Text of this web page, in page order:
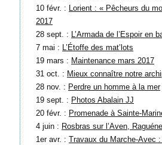
10 févr. :
Lorient : « Pêcheurs du
2017
28 sept. :
L’Armada de l’Espoir en
7 mai :
L’Étoffe des mat’lots
19 mars : Maintenance mars 2017
31 oct. : Mieux connaître notre
28 nov. : Perdre un homme à la mer
19 sept. : Photos Abalain JJ
20 févr. : Promenade à Sainte-
4 juin : Rosbras sur l’Aven,
1er avr. : Travaux du Marche-Avec